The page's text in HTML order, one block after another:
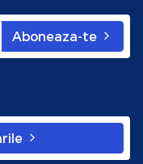
Aboneaza-te